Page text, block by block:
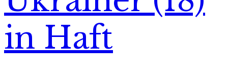
in Haft